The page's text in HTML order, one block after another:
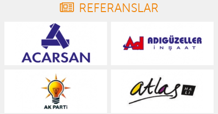
REFERANSLAR